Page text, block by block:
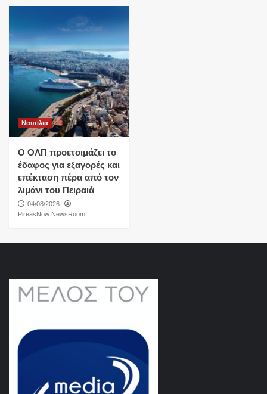
Ναυτιλια
O ΟΛΠ προετοιμάζει το
έδαφος για εξαγορές και
επέκταση πέρα από τον
λιμάνι του Πειραιά
04/08/2026
PireasNow NewsRoom